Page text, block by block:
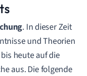
. In dieser Zeit
und Theorien
heute auf die
aus. Die folgende